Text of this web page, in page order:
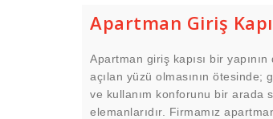
Apartman Giriş
Apartman giriş kapısı bir yapının
açılan yüzü olmasının ötesinde;
ve kullanım konforunu bir arada
elemanlarıdır. Firmamız